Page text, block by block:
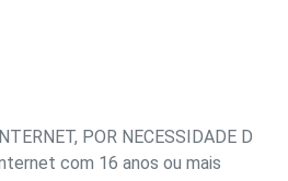
POR NECESSIDADE DE
com 16 anos ou mais